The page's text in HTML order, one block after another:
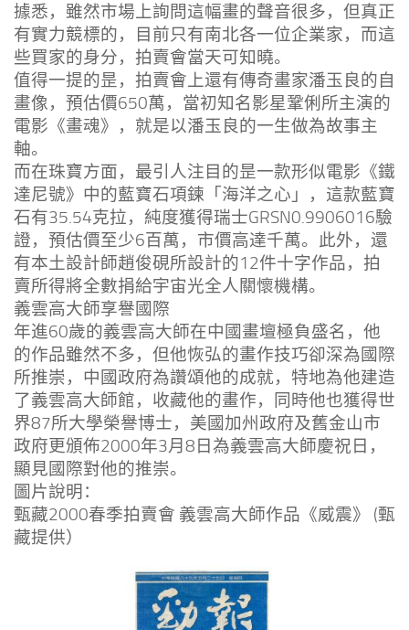
據悉，雖然市場上詢問這幅畫的聲音很多，但真正
有實力競標的，目前只有南北各一位企業家，而這
些買家的身分，拍賣會當天可知曉。
值得一提的昰，拍賣會上還有傳奇畫家潘玉良的自
畫像，預估價650萬，當初知名影星鞏俐所主演的
電影《畫魂》，就是以潘玉良的一生做為故事主
軸。
而在珠寶方面，最引人注目的昰一款形似電影《鐵
達尼號》中的藍寶石項鍊「海洋之心」，這款藍寶
石有35.54克拉，純度獲得瑞士GRSN0.9906016驗
證，預估價至少6百萬，市價高達千萬。此外，還
有本土設計師趙俊硯所設計的12件十字作品，拍
賣所得將全數捐給宇宙光全人關懷機構。
義雲高大師享譽國際
年進60歲的義雲高大師在中國畫壇極負盛名，他
的作品雖然不多，但他恢弘的畫作技巧卻深為國際
所推崇，中國政府為讚頌他的成就，特地為他建造
了義雲高大師館，收藏他的畫作，同時他也獲得世
界87所大學榮譽博士，美國加州政府及舊金山市
政府更頒佈2000年3月8日為義雲高大師慶祝日，
顯見國際對他的推崇。
圖片說明：
甄藏2000春季拍賣會 義雲高大師作品《威震》 (甄
藏提供）